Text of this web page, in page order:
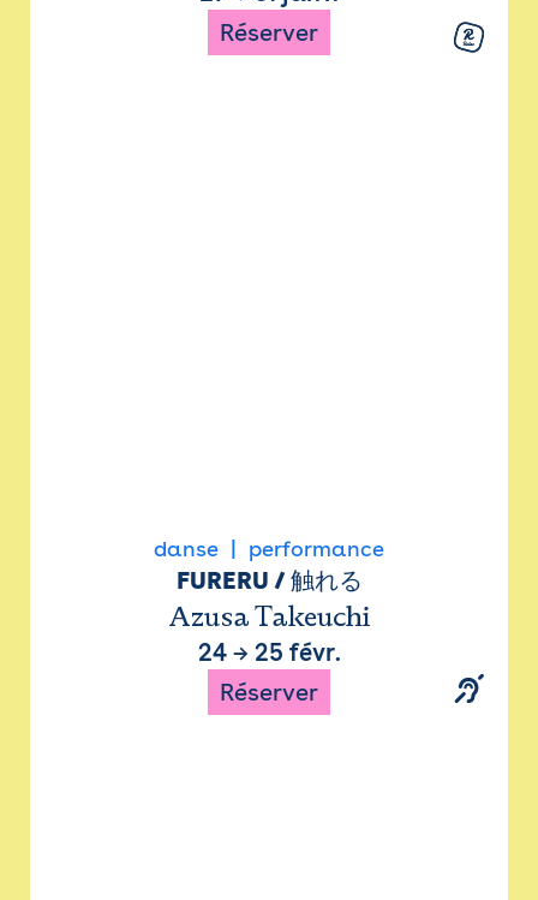
Réserver
danse performance
FURERU / 触れる
Azusa Takeuchi
24→ 25 févr.
Réserver